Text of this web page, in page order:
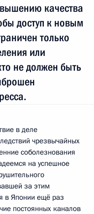
качества
доступ к новым
только
или
не должен быть
в деле
чрезвычайных
соболезнования
на успешное
за этим
в Японии ещё раз
постоянных каналов